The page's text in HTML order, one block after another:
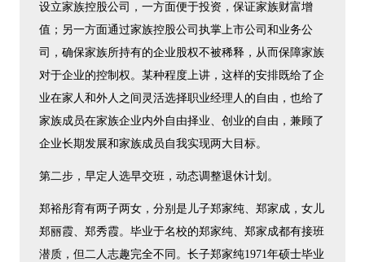
设立家族控股公司，一方面便于投资，保证家族财富增
值；另一方面通过家族控股公司执掌上市公司和业务公
司，确保家族所持有的企业股权不被稀释，从而保障家族
对于企业的控制权。某种程度上讲，这样的安排既给了企
业在家人和外人之间灵活选择职业经理人的自由，也给了
家族成员在家族企业内外自由择业、创业的自由，兼顾了
企业长期发展和家族成员自我实现两大目标。
第二步，早定人选早交班，动态调整退休计划。
郑裕彤育有两子两女，分别是儿子郑家纯、郑家成，女儿
郑丽霞、郑秀霞。毕业于名校的郑家纯、郑家成都有接班
潜质，但二人志趣完全不同。长子郑家纯1971年硕士毕业